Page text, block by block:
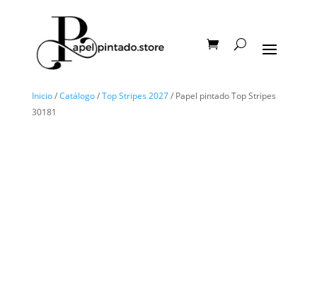
Inicio/Catálogo/Top Stripes 2027/ Papel pintado Top Stripes
30181